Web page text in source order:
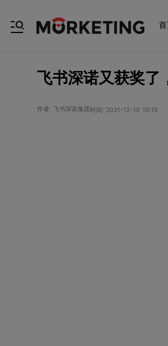
飞书深诺又获奖了
作者: 飞书深诺集团时间: 2021-12-10 10:19